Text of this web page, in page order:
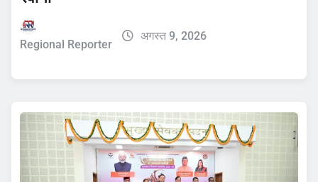
Regional Reporter
अगस्त 9, 2026